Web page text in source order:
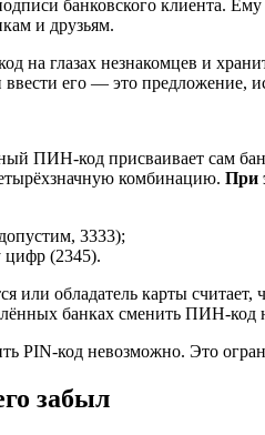
банковского клиента.
и друзьям.
на глазах незнакомцев и
его — это предложение,
ПИН-код присваивает сам
комбинацию. При
3333);
цифр (2345).
или обладатель карты
банках сменить ПИН-код
PIN-код невозможно. Это
забыл